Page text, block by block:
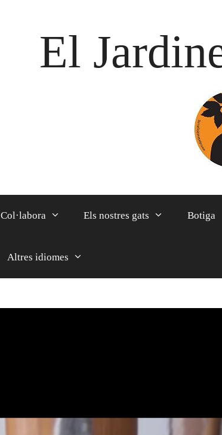
El
Col·labora Els nostres gats Botiga
Altres idiomes